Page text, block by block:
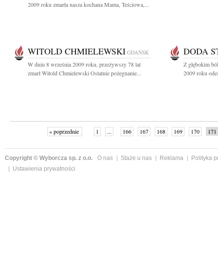
2009 roku zmarła nasza kochana Mama, Teściowa,...
WITOLD CHMIELEWSKI GDAŃSK
W dniu 8 września 2009 roku, przeżywszy 78 lat
zmarł Witold Chmielewski Ostatnie pożegnanie...
DODA
Z głębokim
2009 roku
« poprzednie 1 ... 166 167 168 169 170 171
Copyright © Wyborcza sp. z o.o. O nas Staże u nas Reklama
Polityka
Ustawienia prywatności